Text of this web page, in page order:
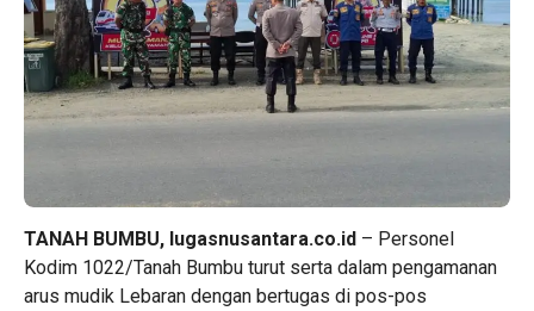
TANAH BUMBU, lugasnusantara.co.id – Personel
Kodim 1022/Tanah Bumbu turut serta dalam pengamanan
arus mudik Lebaran dengan bertugas di pos-pos